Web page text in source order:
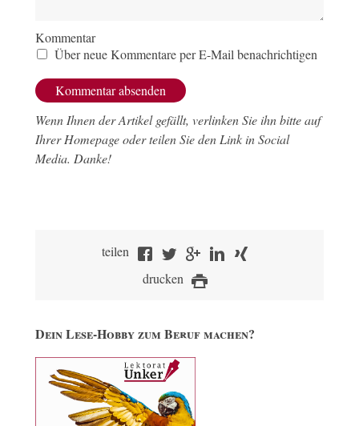
Kommentar
Über neue Kommentare per E-Mail benachrichtigen
Wenn Ihnen der Artikel gefällt, verlinken Sie ihn bitte auf
Ihrer Homepage oder teilen Sie den Link in Social
Media. Danke!
teilen
drucken
Dein Lese-Hobby zum Beruf machen?